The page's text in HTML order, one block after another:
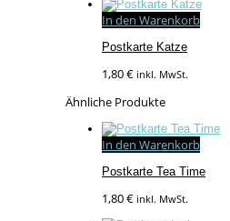
In den Warenkorb
Postkarte Katze
1,80€ inkl. MwSt.
Ähnliche Produkte
In den Warenkorb
Postkarte Tea Time
1,80€ inkl. MwSt.